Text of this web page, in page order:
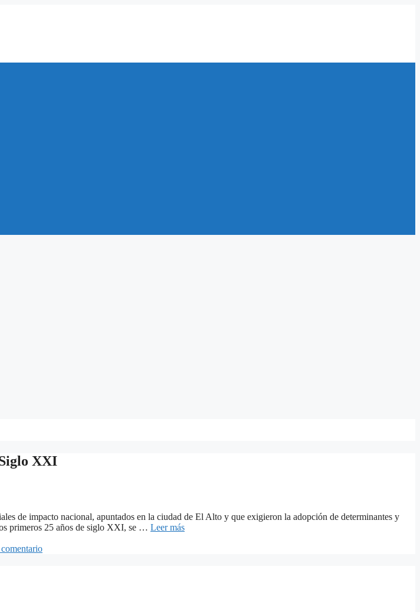
XXI
de impacto nacional, apuntados en la ciudad de El Alto y que exigieron la adopción de determinantes y
primeros 25 años de siglo XXI, se … Leer más